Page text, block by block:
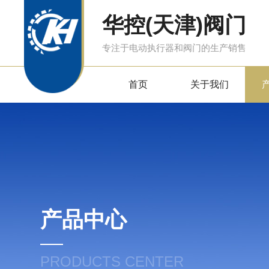
华控(天津)阀门
专注于电动执行器和阀门的生产销售
首页 关于我们
产品中心
PRODUCTS CENTER